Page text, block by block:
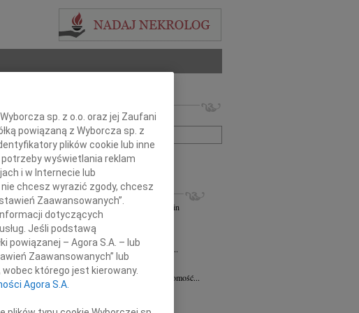
Imię i nazwisko lub numer ogłoszenia:
+ szukanie zaawansowane
INNE NEKROLOGI
Aleksandra Szpaczyńska 29.07.2026
Szczecin
Z wielkim smutkiem i żalem przyjąłem...
23.07.2026Szczecin
Pani mec. Joannie Martyniuk-Plasze wyrazy...
Edward Ciupak
08.07.2026
Z wielkim smutkiem i żalem przyjąłem wiadomość...
Stanisław Pietrzak
Z wielkim smutkiem i żalem przyjąłem...
sp. z o.o. oraz jej Zaufani
powiązaną z Wyborcza sp. z
plików cookie lub inne
wyświetlania reklam
i w Internecie lub
chcesz wyrazić zgody, chcesz
Zaawansowanych”.
dotyczących
Jeśli podstawą
powiązanej – Agora S.A. – lub
Zaawansowanych” lub
którego jest kierowany.
Agora S.A.